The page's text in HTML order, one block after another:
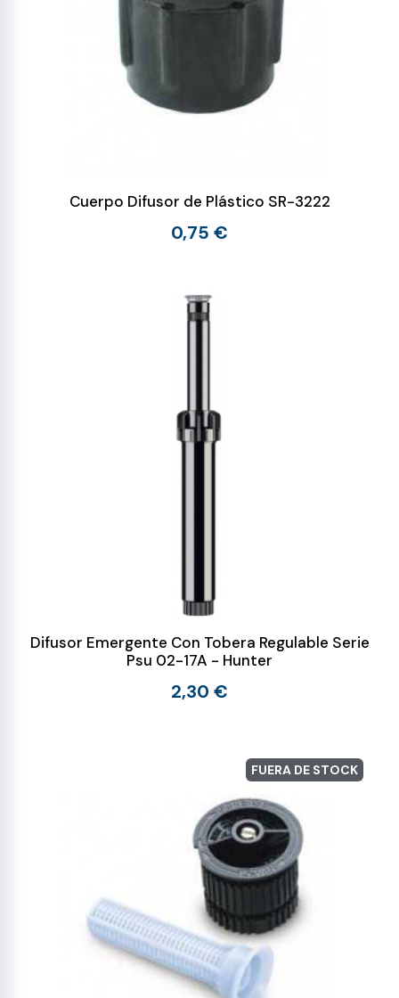
Cuerpo Difusor de Plástico SR-3222
0,75 €
Difusor Emergente Con Tobera Regulable Serie
Psu 02-17A - Hunter
2,30 €
FUERA DE STOCK